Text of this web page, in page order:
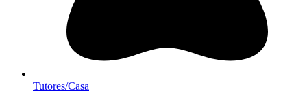
Tutores/Casa